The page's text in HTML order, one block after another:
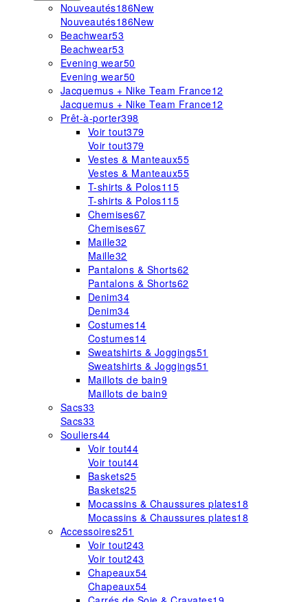
Nouveautés186New
Nouveautés186New
Beachwear53
Beachwear53
Evening wear50
Evening wear50
Jacquemus + Nike Team France12
Jacquemus + Nike Team France12
Prêt-à-porter398
Voir tout379
Voir tout379
Vestes & Manteaux55
Vestes & Manteaux55
T-shirts & Polos115
T-shirts & Polos115
Chemises67
Chemises67
Maille32
Maille32
Pantalons & Shorts62
Pantalons & Shorts62
Denim34
Denim34
Costumes14
Costumes14
Sweatshirts & Joggings51
Sweatshirts & Joggings51
Maillots de bain9
Maillots de bain9
Sacs33
Sacs33
Souliers44
Voir tout44
Voir tout44
Baskets25
Baskets25
Mocassins & Chaussures plates18
Mocassins & Chaussures plates18
Accessoires251
Voir tout243
Voir tout243
Chapeaux54
Chapeaux54